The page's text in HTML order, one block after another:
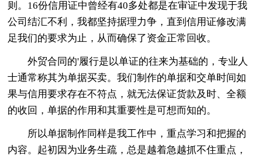
则。16份信用证中曾经有40多处都是在审证中发现于我
公司结汇不利，我都坚持据理力争，直到信用证修改满
足我们的要求为止，从而确保了资金正常回收。
外贸合同的'履行是以单证的往来为基础的，专业人
士通常称其为单据买卖。我们制作的单据和交单时间如
果与信用要求存在不符点，就无法保证货款及时、全额
的收回，单据的作用和其重要性是可想而知的。
所以单据制作同样是我工作中，重点学习和把握的
内容。起初因为业务生疏，总是越着急越抓不住重点，